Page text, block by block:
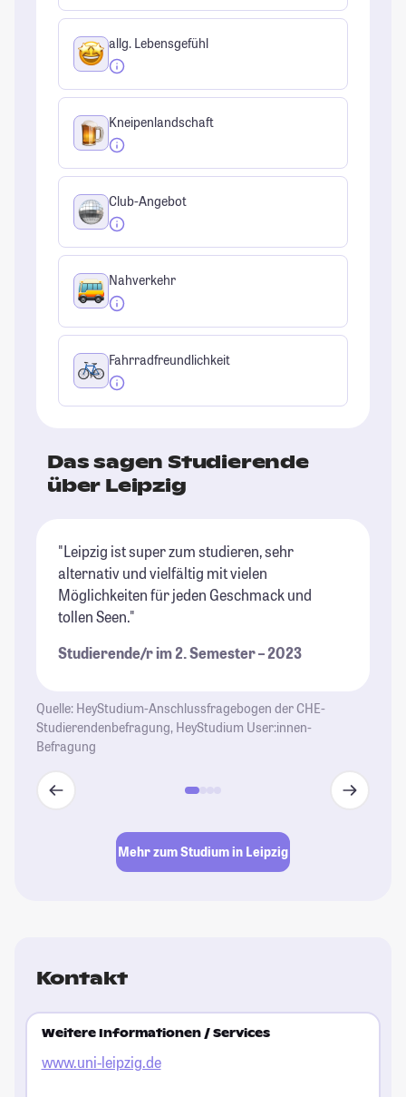
allg. Lebensgefühl
Kneipenlandschaft
Club-Angebot
Nahverkehr
Fahrradfreundlichkeit
Das sagen Studierende
über Leipzig
"Leipzig ist super zum studieren, sehr
alternativ und vielfältig mit vielen
Möglichkeiten für jeden Geschmack und
tollen Seen."
Studierende/r im 2. Semester – 2023
Quelle: HeyStudium-Anschlussfragebogen der CHE-
Studierendenbefragung, HeyStudium User:innen-
Befragung
Mehr zum Studium in Leipzig
Kontakt
Weitere Informationen / Services
www.uni-leipzig.de